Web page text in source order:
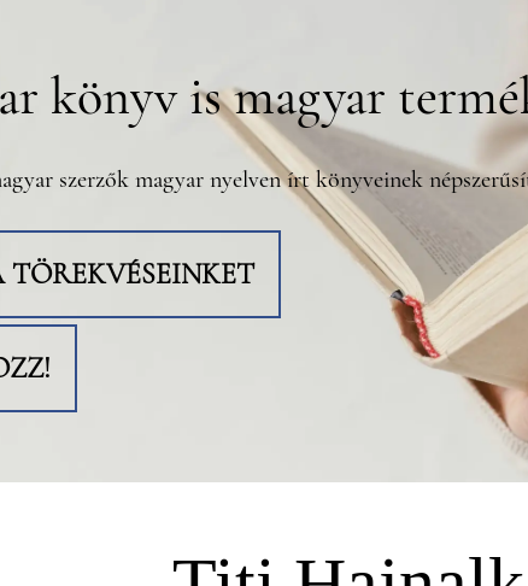
könyv is magyar
szerzők magyar nyelven írt könyveinek
TÖREKVÉSEINKET